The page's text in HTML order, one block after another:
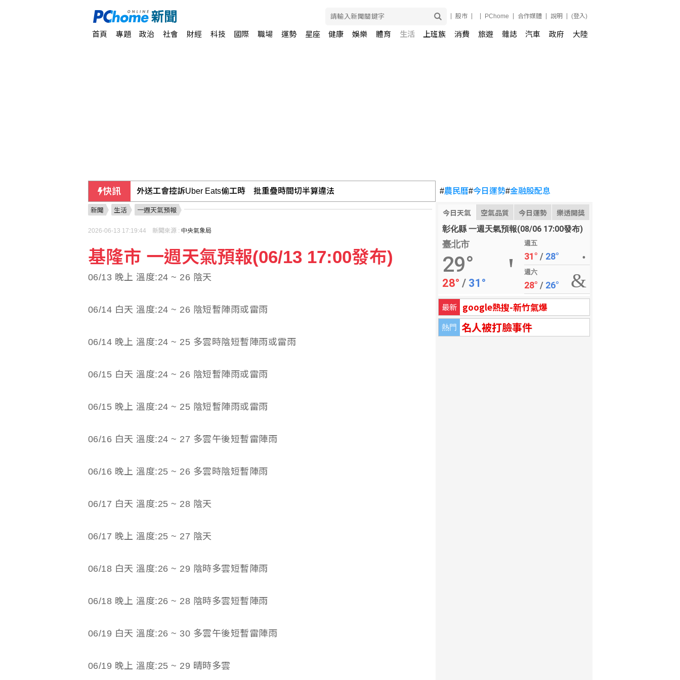
股市 PChome 合作媒體 說明 (登入)
首頁 專題 政治 社會 財經 科技 國際 職場 運勢 星座 健康 娛樂 體育 生活 上班族 消費 旅遊 雜誌 汽車 政府 大陸
快訊 外送專法上路2週 Uber Eats：低報酬者收入增逾18%
強震侵襲後 日本熊本縣約2000處農業基礎設施受損
#農民曆#今日運勢#金融股配息
今日天氣 空氣品質 今日運勢 樂透開獎
彰化縣 一週天氣預報(08/06 17:00發布)
臺北市
29°
28° / 31°
週五
31° / 28°
週六
28° / 26°
最新 google熱搜-新竹氣爆
熱門 名人被打臉事件
新聞 生活 一週天氣預報
2026-06-13 17:19:44 新聞來源 : 中央氣象局
基隆市 一週天氣預報(06/13 17:00發布)
06/13 晚上 溫度:24 ~ 26 陰天
06/14 白天 溫度:24 ~ 26 陰短暫陣雨或雷雨
06/14 晚上 溫度:24 ~ 25 多雲時陰短暫陣雨或雷雨
06/15 白天 溫度:24 ~ 26 陰短暫陣雨或雷雨
06/15 晚上 溫度:24 ~ 25 陰短暫陣雨或雷雨
06/16 白天 溫度:24 ~ 27 多雲午後短暫雷陣雨
06/16 晚上 溫度:25 ~ 26 多雲時陰短暫陣雨
06/17 白天 溫度:25 ~ 28 陰天
06/17 晚上 溫度:25 ~ 27 陰天
06/18 白天 溫度:26 ~ 29 陰時多雲短暫陣雨
06/18 晚上 溫度:26 ~ 28 陰時多雲短暫陣雨
06/19 白天 溫度:26 ~ 30 多雲午後短暫雷陣雨
06/19 晚上 溫度:25 ~ 29 晴時多雲